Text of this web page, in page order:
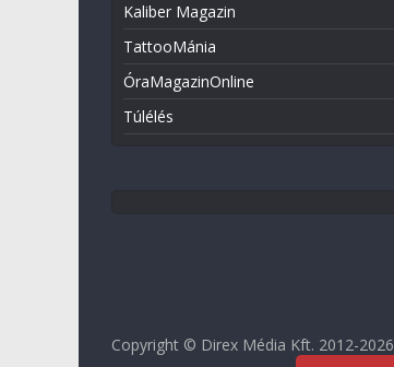
Kaliber Magazin
TattooMánia
ÓraMagazinOnline
Túlélés
Copyright © Direx Média Kft. 2012-2026